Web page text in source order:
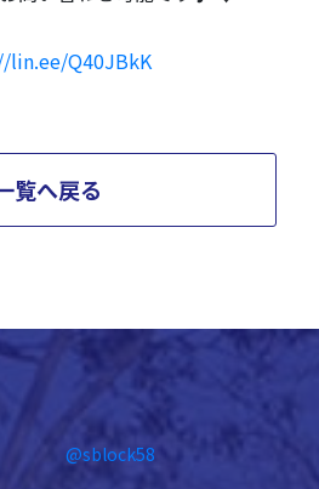
lin.ee/Q40JBkK
覧へ戻る
@sblock58